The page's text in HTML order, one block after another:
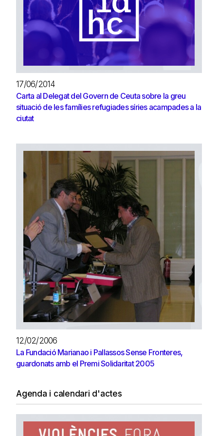
17/06/2014
Carta al Delegat del Govern de Ceuta sobre la greu
situació de les famílies refugiades síries acampades a la
ciutat
12/02/2006
La Fundació Marianao i Pallassos Sense Fronteres,
guardonats amb el Premi Solidaritat 2005
Agenda i calendari d'actes